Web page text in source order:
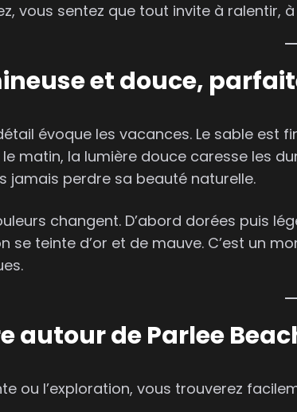
vous sentez que tout invite à
et douce,
évoque les vacances. Le sable
matin, la lumière douce caresse les
jamais perdre sa beauté naturelle.
changent. D’abord dorées puis
se teinte d’or et de mauve. C’est un
autour de Parlee
ou l’exploration, vous trouverez